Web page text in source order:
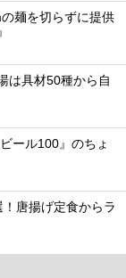
麺を切らずに提供
は具材50種から自
ール100』のちょ
唐揚げ定食からラ